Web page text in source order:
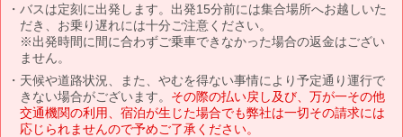
バスは定刻に出発します。出発15分前には集合場所へお越しいた
だき、お乗り遅れには十分ご注意ください。
※出発時間に間に合わずご乗車できなかった場合の返金はござい
ません。
天候や道路状況、また、やむを得ない事情により予定通り運行で
きない場合がございます。 その際の払い戻し及び、万が一その他
交通機関の利用、宿泊が生じた場合でも弊社は一切その請求には
応じられませんので予めご了承ください。